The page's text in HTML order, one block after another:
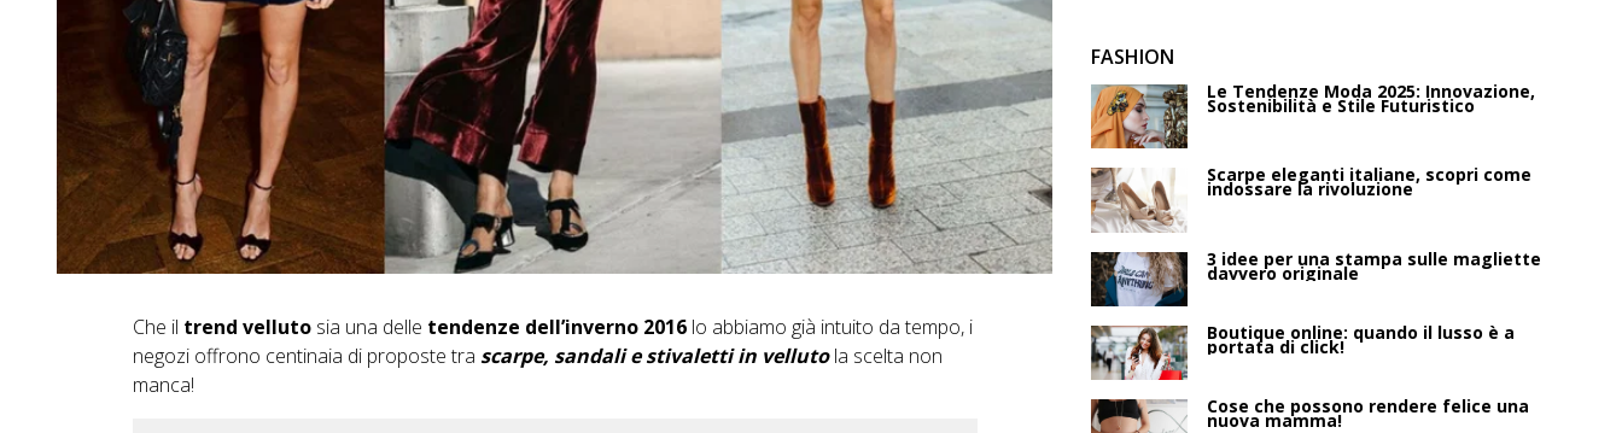
Che il trend vellutosia una delle tendenze dell’inverno 2016lo abbiamo già intuito da tempo, i
negozi offrono centinaia di proposte tra scarpe, sandali e stivaletti in velluto la scelta non
manca!
FASHION
Le Tendenze Moda 2025: Innovazione,
Sostenibilità e Stile Futuristico
Scarpe eleganti italiane, scopri come
indossare la rivoluzione
3 idee per una stampa sulle magliette
davvero originale
Boutique online: quando il lusso è a
portata di click!
Cose che possono rendere felice una
nuova mamma!